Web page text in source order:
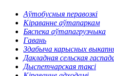
Аўтобусныя перавозкі
Кіраванне аўтапаркам
Бяспека аўтапагрузчыка
Гавань
Здабыча карысных
Дакладная сельская
Дыспетчарская таксі